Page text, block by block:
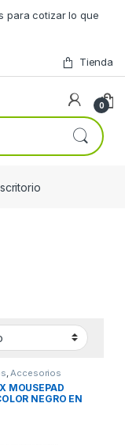
para cotizar lo que
Tienda
0
,Accesorios
MOUSEPAD
NEGRO EN